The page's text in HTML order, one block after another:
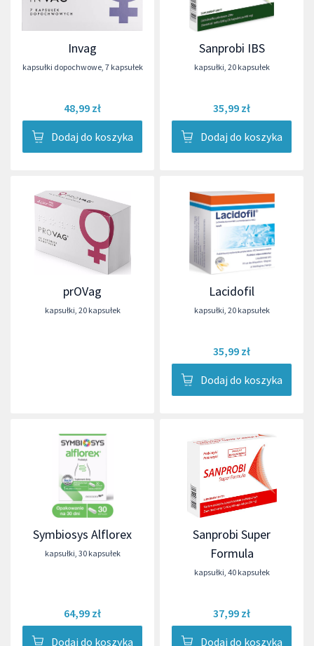
Invag
kapsułki dopochwowe, 7 kapsułek
48,99 zł
Dodaj do koszyka
Sanprobi IBS
kapsułki 20 kapsułek
35,99 zł
Dodaj do koszyka
prOVag
kapsułki 20 kapsułek
Lacidofil
kapsułki 20 kapsułek
35,99 zł
Dodaj do koszyka
Symbiosys Alflorex
kapsułki 30 kapsułek
64,99 zł
Dodaj do koszyka
Sanprobi Super
Formula
kapsułki 40 kapsułek
37,99 zł
Dodaj do koszyka